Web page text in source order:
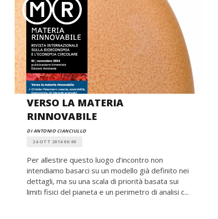
VERSO LA MATERIA
RINNOVABILE
DI ANTONIO CIANCIULLO
24 OTT 2014 00:00
Per allestire questo luogo d’incontro non
intendiamo basarci su un modello già definito nei
dettagli, ma su una scala di priorità basata sui
limiti fisici del pianeta e un perimetro di analisi c...